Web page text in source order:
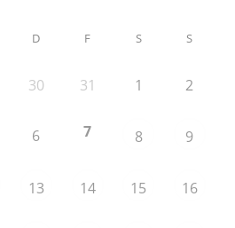
D F S S
30 31 1 2
6 7 8 9
13 14 15 16